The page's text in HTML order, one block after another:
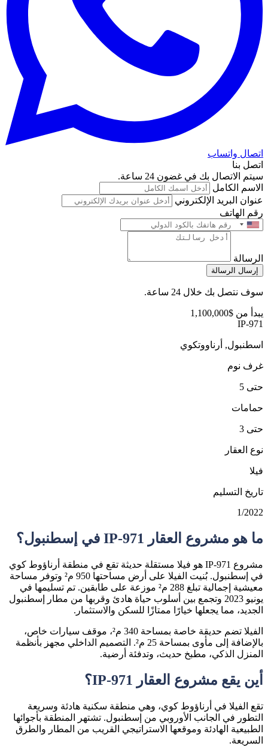
اتصال واتساب
اتصل بنا
سيتم الاتصال بك في غضون 24 ساعة.
الاسم الكامل
عنوان البريد الإلكتروني
رقم الهاتف
الرسالة
إرسال الرسالة
سوف نتصل بك خلال 24 ساعة.
يبدأ من $1,100,000
IP-971
اسطنبول, أرناووتكوي
غرف نوم
حتى 5
حمامات
حتى 3
نوع العقار
فيلا
تاريخ التسليم
1/2022
ما هو مشروع العقار IP-971 في إسطنبول؟
مشروع IP-971 هو فيلا مستقلة حديثة تقع في منطقة أرناؤوط كوي
في إسطنبول. بُنيت الفيلا على أرض مساحتها 950 م²
وتوفر مساحة
معيشية إجمالية تبلغ 288 م²
موزعة على طابقين. تم تسليمها في
يونيو 2023
وتجمع بين أسلوب حياة هادئ وقربها من مطار إسطنبول
الجديد، مما يجعلها خيارًا ممتازًا للسكن والاستثمار.
الفيلا تضم حديقة خاصة بمساحة 340 م² ، موقف سيارات خاص،
بالإضافة إلى مأوى بمساحة 25 م²
. التصميم الداخلي مجهز بأنظمة
المنزل الذكي، مطبخ حديث، وتدفئة أرضية.
أين يقع مشروع العقار IP-971؟
تقع الفيلا في أرناؤوط كوي، وهي منطقة سكنية هادئة وسريعة
التطور في الجانب الأوروبي من إسطنبول. تشتهر المنطقة بأجوائها
الطبيعية الهادئة وموقعها الاستراتيجي القريب من المطار والطرق
السريعة.